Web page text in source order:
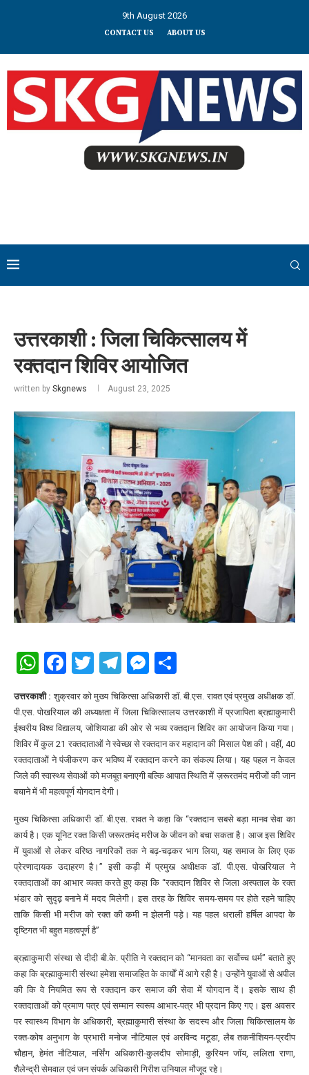
9th August 2026
CONTACT US ABOUT US
उत्तरकाशी : जिला चिकित्सालय में
रक्तदान शिविर आयोजित
written by Skgnews August 23, 2025
WhatsApp
Facebook
Twitter
Telegram
Messenger
उत्तरकाशी : शुक्रवार को मुख्य चिकित्सा अधिकारी डॉ. बी.एस. रावत एवं प्रमुख अधीक्षक डॉ.
पी.एस. पोखरियाल की अध्यक्षता में जिला चिकित्सालय उत्तरकाशी में प्रजापिता ब्रह्माकुमारी
ईश्वरीय विश्व विद्यालय, जोशियाडा की ओर से भव्य रक्तदान शिविर का आयोजन किया गया।
शिविर में कुल 21 रक्तदाताओं ने स्वेच्छा से रक्तदान कर महादान की मिसाल पेश की। वहीं, 40
रक्तदाताओं ने पंजीकरण कर भविष्य में रक्तदान करने का संकल्प लिया। यह पहल न केवल
जिले की स्वास्थ्य सेवाओं को मजबूत बनाएगी बल्कि आपात स्थिति में ज़रूरतमंद मरीजों की जान
बचाने में भी महत्वपूर्ण योगदान देगी।
मुख्य चिकित्सा अधिकारी डॉ. बी.एस. रावत ने कहा कि “रक्तदान सबसे बड़ा मानव सेवा का
कार्य है। एक यूनिट रक्त किसी जरूरतमंद मरीज के जीवन को बचा सकता है। आज इस शिविर
में युवाओं से लेकर वरिष्ठ नागरिकों तक ने बढ़-चढ़कर भाग लिया, यह समाज के लिए एक
प्रेरणादायक उदाहरण है।” इसी कड़ी में प्रमुख अधीक्षक डॉ. पी.एस. पोखरियाल ने
रक्तदाताओं का आभार व्यक्त करते हुए कहा कि “रक्तदान शिविर से जिला अस्पताल के रक्त
भंडार को सुदृढ़ बनाने में मदद मिलेगी। इस तरह के शिविर समय-समय पर होते रहने चाहिए
ताकि किसी भी मरीज को रक्त की कमी न झेलनी पड़े। यह पहल धराली हर्षिल आपदा के
दृष्टिगत भी बहुत महत्वपूर्ण है”
ब्रह्माकुमारी संस्था से दीदी बी.के. प्रीति ने रक्तदान को “मानवता का सर्वोच्च धर्म” बताते हुए
कहा कि ब्रह्माकुमारी संस्था हमेशा समाजहित के कार्यों में आगे रही है। उन्होंने युवाओं से अपील
की कि वे नियमित रूप से रक्तदान कर समाज की सेवा में योगदान दें। इसके साथ ही
रक्तदाताओं को प्रमाण पत्र एवं सम्मान स्वरूप आभार-पत्र भी प्रदान किए गए। इस अवसर
पर स्वास्थ्य विभाग के अधिकारी, ब्रह्माकुमारी संस्था के सदस्य और जिला चिकित्सालय के
रक्त-कोष अनुभाग के प्रभारी मनोज नौटियाल एवं अरविन्द मटूडा, लैब तकनीशियन-प्रदीप
चौहान, हेमंत नौटियाल, नर्सिंग अधिकारी-कुलदीप सोमाड़ी, कुरियन जॉय, ललिता राणा,
शैलेन्द्री सेमवाल एवं जन संपर्क अधिकारी गिरीश उनियाल मौजूद रहे।